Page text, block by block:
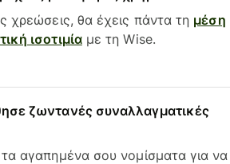
χρεώσεις, θα έχεις πάντα τη μέση
ισοτιμίαμε τη Wise.
ζωντανές συναλλαγματικές
αγαπημένα σου νομίσματα για να